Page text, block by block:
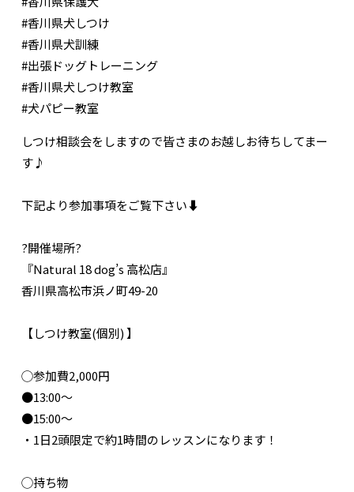
#香川県犬しつけ
#香川県犬訓練
#出張ドッグトレーニング
#香川県犬しつけ教室
#犬パピー教室
しつけ相談会をしますので皆さまのお越しお待ちしてまー
す♪
下記より参加事項をご覧下さい⬇️
?開催場所?
『Natural 18 dog’s 高松店』
香川県高松市浜ノ町49-20
【しつけ教室(個別) 】
◯参加費2,000円
●13:00〜
●15:00〜
・1日2頭限定で約1時間のレッスンになります！
◯持ち物